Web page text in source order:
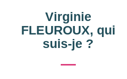
Virginie
FLEUROUX, qui
suis-je ?